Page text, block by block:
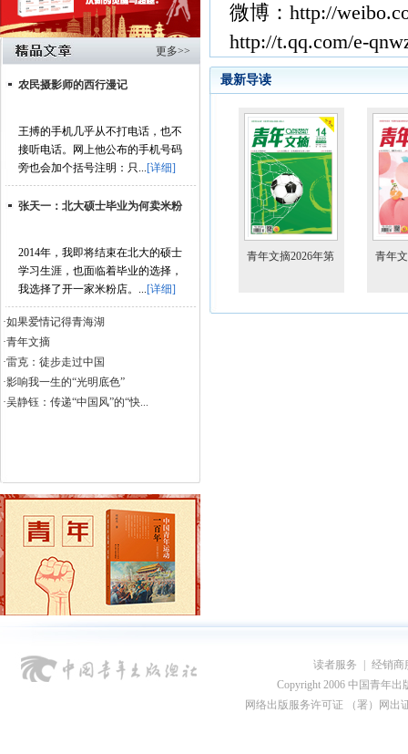
更多>>
农民摄影师的西行漫记
王搏的手机几乎从不打电话，也不
接听电话。网上他公布的手机号码
旁也会加个括号注明：只...[详细]
张天一：北大硕士毕业为何卖米粉
2014年，我即将结束在北大的硕士
学习生涯，也面临着毕业的选择，
我选择了开一家米粉店。...[详细]
·如果爱情记得青海湖
·青年文摘
·雷克：徒步走过中国
·影响我一生的“光明底色”
·吴静钰：传递“中国风”的“快...
微博：http://
http://t.qq.com/e-
最新导读
青年文摘2026年第
青年
读者服务
经销商
Copyright 2006 中国青年出
网络出版服务许可证 （署）网出